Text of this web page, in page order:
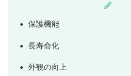
保護機能
長寿命化
外観の向上